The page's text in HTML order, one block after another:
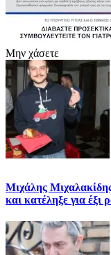
Μην χάσετε
Μιχάλης
και κατέληξε για έξι